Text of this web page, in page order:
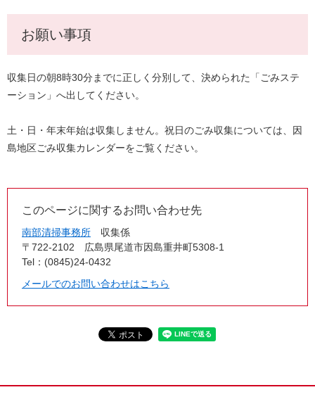
お願い事項
収集日の朝8時30分までに正しく分別して、決められた「ごみステ
ーション」へ出してください。
土・日・年末年始は収集しません。祝日のごみ収集については、因
島地区ごみ収集カレンダーをご覧ください。
このページに関するお問い合わせ先
南部清掃事務所
収集係
〒722-2102
広島県尾道市因島重井町5308-1
Tel：(0845)24-0432
メールでのお問い合わせはこちら